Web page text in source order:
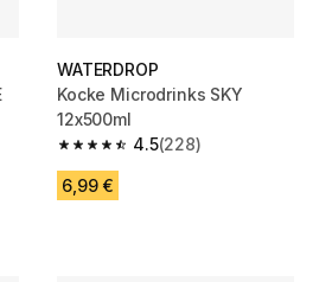
WATERDROP
Kocke Microdrinks SKY
12x500ml
4.5
4.5 od 5 zvezdic from 228
(228)
6,99 €